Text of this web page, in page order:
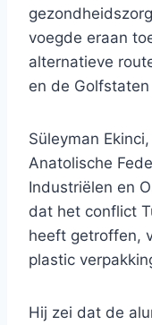
voegde eraan
alternatieve
en de
Süleyman
Anatolische
Industriëlen en
dat het conflict
heeft getroffen,
plastic
Hij zei dat de